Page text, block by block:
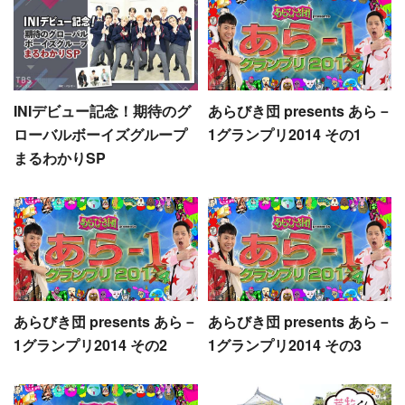
INIデビュー記念！期待のグ
ローバルボーイズグループ
まるわかりSP
あらびき団 presents あら－
1グランプリ2014 その1
あらびき団 presents あら－
1グランプリ2014 その2
あらびき団 presents あら－
1グランプリ2014 その3